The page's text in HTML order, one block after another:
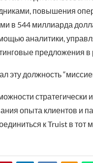
повышения
в 544 миллиарда
аналитики,
предложения
эту должность
опыта клиентов и
к Truist в тот